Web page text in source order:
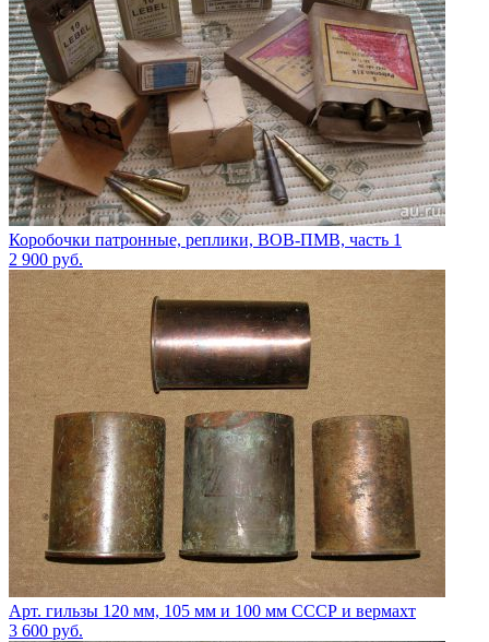
Коробочки патронные, реплики, ВОВ-ПМВ, часть 1
2 900 руб.
Арт. гильзы 120 мм, 105 мм и 100 мм СССР и вермахт
3 600 руб.